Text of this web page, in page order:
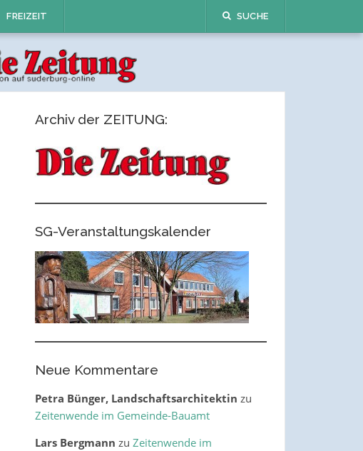
FREIZEIT SUCHE
Archiv der ZEITUNG:
SG-Veranstaltungskalender
Neue Kommentare
Petra Bünger, Landschaftsarchitektin zu
Zeitenwende im Gemeinde-Bauamt
Lars Bergmann zu Zeitenwende im